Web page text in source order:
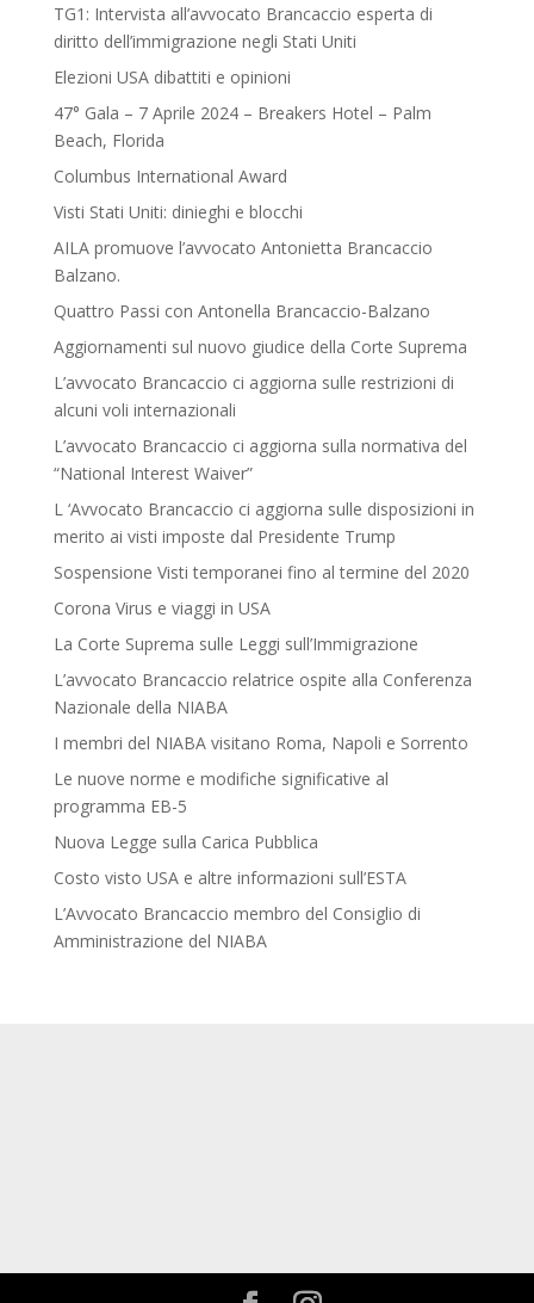
TG1: Intervista all’avvocato Brancaccio esperta di
diritto dell’immigrazione negli Stati Uniti
Elezioni USA dibattiti e opinioni
47° Gala – 7 Aprile 2024 – Breakers Hotel – Palm
Beach, Florida
Columbus International Award
Visti Stati Uniti: dinieghi e blocchi
AILA promuove l’avvocato Antonietta Brancaccio
Balzano.
Quattro Passi con Antonella Brancaccio-Balzano
Aggiornamenti sul nuovo giudice della Corte Suprema
L’avvocato Brancaccio ci aggiorna sulle restrizioni di
alcuni voli internazionali
L’avvocato Brancaccio ci aggiorna sulla normativa del
“National Interest Waiver”
L ‘Avvocato Brancaccio ci aggiorna sulle disposizioni in
merito ai visti imposte dal Presidente Trump
Sospensione Visti temporanei fino al termine del 2020
Corona Virus e viaggi in USA
La Corte Suprema sulle Leggi sull’Immigrazione
L’avvocato Brancaccio relatrice ospite alla Conferenza
Nazionale della NIABA
I membri del NIABA visitano Roma, Napoli e Sorrento
Le nuove norme e modifiche significative al
programma EB-5
Nuova Legge sulla Carica Pubblica
Costo visto USA e altre informazioni sull’ESTA
L’Avvocato Brancaccio membro del Consiglio di
Amministrazione del NIABA